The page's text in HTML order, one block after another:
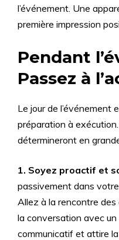
l’événement. Une
première impression
Pendant
Passez à
Le jour de
préparation à
détermineront en
1. Soyez proactif et
passivement dans
Allez à la rencontre
la conversation avec un
communicatif et attire